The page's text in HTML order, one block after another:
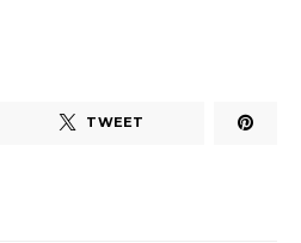
TWEET